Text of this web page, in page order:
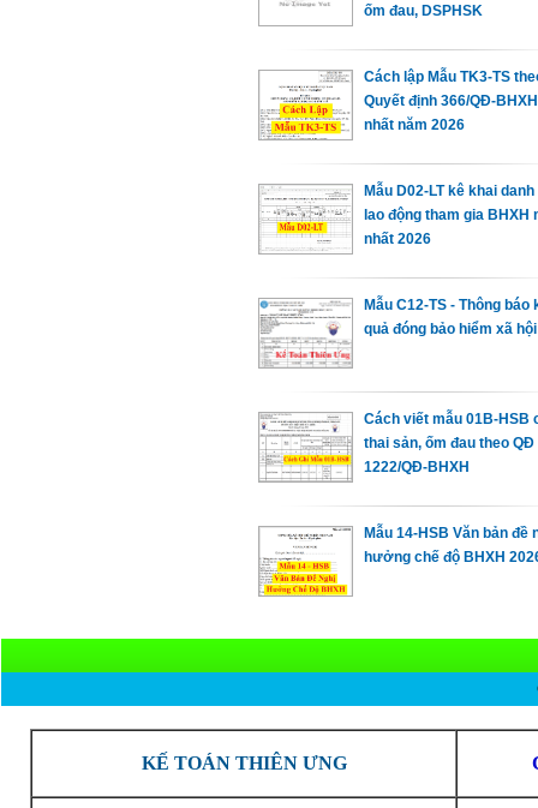
ốm đau, DSPHSK
Cách lập Mẫu TK3-TS
Quyết định 366/QĐ-
nhất năm 2026
Mẫu D02-LT kê khai
lao động tham gia BHXH
nhất 2026
Mẫu C12-TS - Thông báo
quả đóng bảo hiểm xã
Cách viết mẫu 01B-HSB
thai sản, ốm đau theo QĐ
1222/QĐ-BHXH
Mẫu 14-HSB Văn bản đề
hưởng chế độ BHXH
KẾ TOÁN THIÊN ƯNG